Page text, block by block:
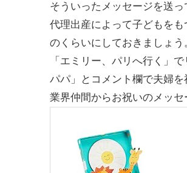
そういったメッセージを送
代理出産によって子どもを
のくらいにしておきましょ
「エミリー、パリへ行く」
パパ」とコメント欄で夫婦
業界仲間からお祝いのメッセ